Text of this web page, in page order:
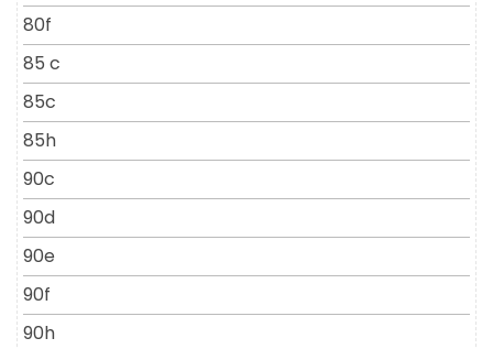
80f
85 c
85c
85h
90c
90d
90e
90f
90h